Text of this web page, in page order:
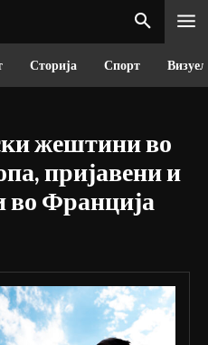
Сторија Спорт
жештини во
пријавени и
во Франција